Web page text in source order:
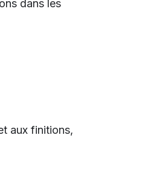
dans les
aux finitions,